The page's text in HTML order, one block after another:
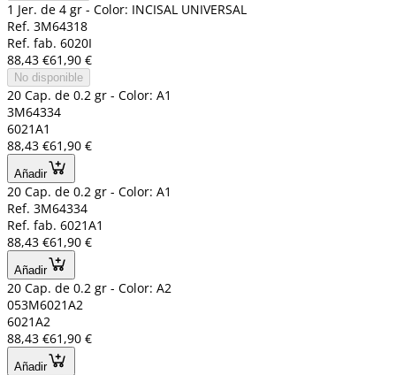
1 Jer. de 4 gr - Color: INCISAL UNIVERSAL
Ref. 3M64318
Ref. fab. 6020I
88,43 €61,90 €
No disponible
20 Cap. de 0.2 gr - Color: A1
3M64334
6021A1
88,43 €61,90 €
Añadir
20 Cap. de 0.2 gr - Color: A1
Ref. 3M64334
Ref. fab. 6021A1
88,43 €61,90 €
Añadir
20 Cap. de 0.2 gr - Color: A2
053M6021A2
6021A2
88,43 €61,90 €
Añadir